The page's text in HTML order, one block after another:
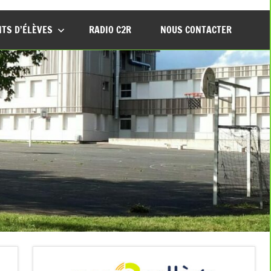
D’ÉLÈVES RADIO C2R NOUS CONTACTER